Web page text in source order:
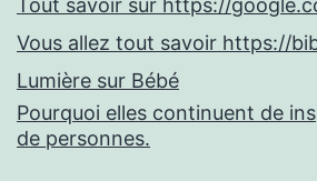
Tout savoir sur https://
Vous allez tout savoir https://
Lumière sur Bébé
Pourquoi elles continuent de
de personnes.